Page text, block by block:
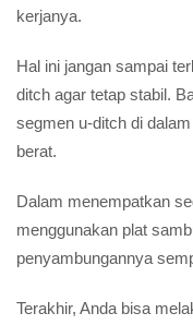
kerjanya.
Hal ini jangan sampai
ditch agar tetap stabil.
segmen u-ditch di
berat.
Dalam menempatkan
menggunakan plat
penyambungannya
Terakhir, Anda bisa